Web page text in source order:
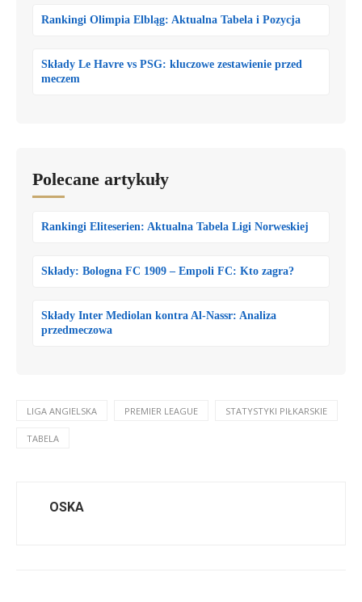
Rankingi Olimpia Elbląg: Aktualna Tabela i Pozycja
Składy Le Havre vs PSG: kluczowe zestawienie przed
meczem
Polecane artykuły
Rankingi Eliteserien: Aktualna Tabela Ligi Norweskiej
Składy: Bologna FC 1909 – Empoli FC: Kto zagra?
Składy Inter Mediolan kontra Al-Nassr: Analiza
przedmeczowa
LIGA ANGIELSKA PREMIER LEAGUE STATYSTYKI PIŁKARSKIE
TABELA
OSKA